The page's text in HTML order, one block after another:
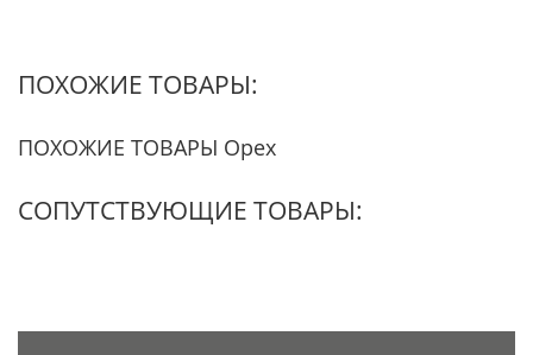
ПОХОЖИЕ ТОВАРЫ:
ПОХОЖИЕ ТОВАРЫ Орех
СОПУТСТВУЮЩИЕ ТОВАРЫ: